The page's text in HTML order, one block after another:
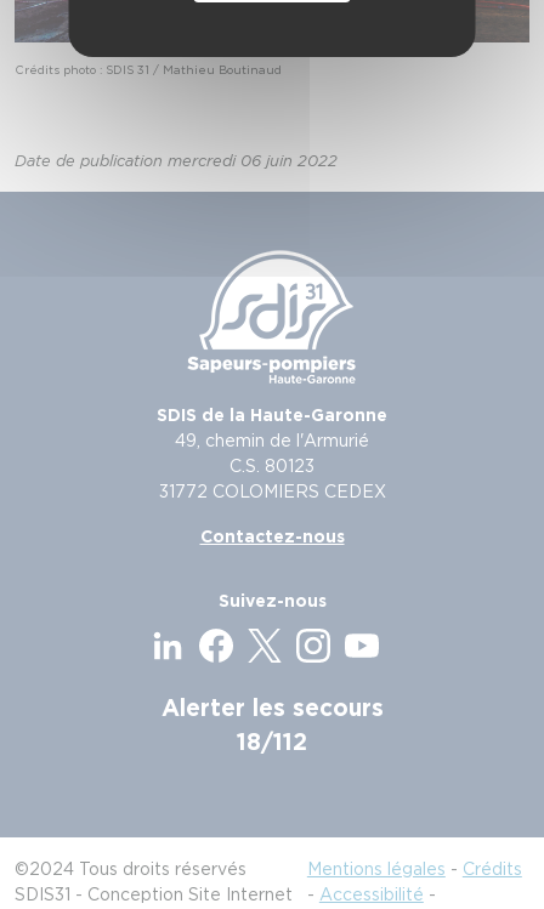
Crédits photo : SDIS 31 / Mathieu Boutinaud
Date de publication mercredi 06 juin 2022
SDIS de la Haute-Garonne
49, chemin de l'Armurié
C.S. 80123
31772 COLOMIERS CEDEX
Contactez-nous
Suivez-nous
Alerter les secours
18/112
©2024 Tous droits réservés
SDIS31 - Conception Site Internet
Mentions légales - Crédits
- Accessibilité -